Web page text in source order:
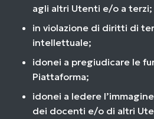
agli altri Utenti e/o a terzi;
in violazione di diritti di
intellettuale;
idonei a pregiudicare le
Piattaforma;
idonei a ledere
dei docenti e/o di altri